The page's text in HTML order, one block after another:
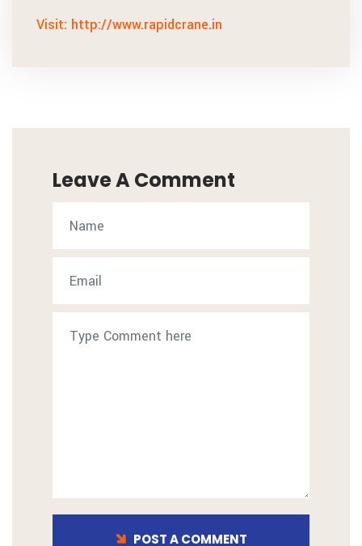
Visit: http://www.rapidcrane.in
Leave A Comment
POST A COMMENT